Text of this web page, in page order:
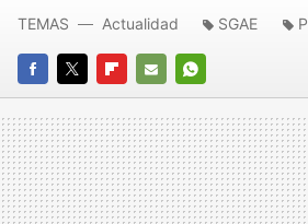
FACEBOOK
TWITTERFLIPBOARD
E-
MAIL
WHATSAPP
TEMAS Actualidad SGAE